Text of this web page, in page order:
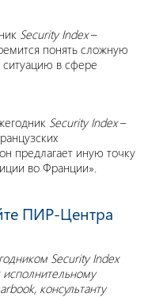
Security Index–
понять сложную
в сфере
Security Index–
предлагает иную точку
во Франции».
ПИР-Центра
Security Index
исполнительному
консультанту